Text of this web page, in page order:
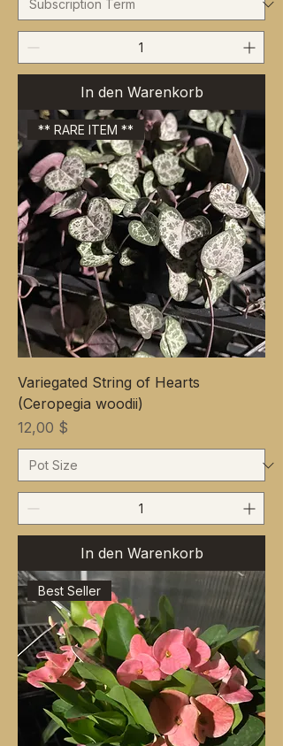
In den Warenkorb
** RARE ITEM **
Variegated String of Hearts
(Ceropegia woodii)
Preis
12,00 $
In den Warenkorb
Best Seller